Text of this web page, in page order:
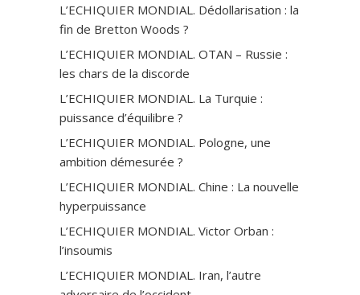
L’ECHIQUIER MONDIAL. Dédollarisation : la
fin de Bretton Woods ?
L’ECHIQUIER MONDIAL. OTAN – Russie :
les chars de la discorde
L’ECHIQUIER MONDIAL. La Turquie :
puissance d’équilibre ?
L’ECHIQUIER MONDIAL. Pologne, une
ambition démesurée ?
L’ECHIQUIER MONDIAL. Chine : La nouvelle
hyperpuissance
L’ECHIQUIER MONDIAL. Victor Orban :
l’insoumis
L’ECHIQUIER MONDIAL. Iran, l’autre